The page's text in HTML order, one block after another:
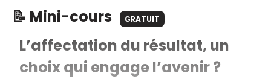
📝 Mini-cours GRATUIT
L’affectation du résultat, un
choix qui engage l’avenir ?